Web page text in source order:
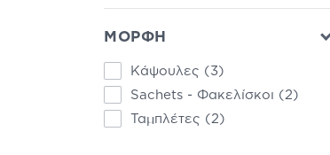
ΜΟΡΦΗ
Κάψουλες (3)
Sachets - Φακελίσκοι (2)
Ταμπλέτες (2)